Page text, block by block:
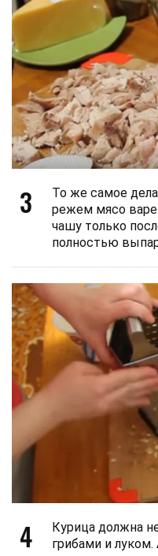
3
То же самое
режем мясо
чашу только
полностью
4
Курица должна
грибами и